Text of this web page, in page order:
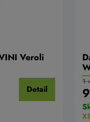
Veroli
Detail
1